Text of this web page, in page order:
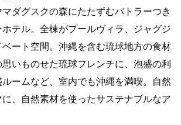
ダグスクの森にたたずむバトラーつき
テル。全棟がプールヴィラ、ジャグジ
ート空間。沖縄を含む琉球地方の食材
いものせた琉球フレンチに、泡盛の利
ームなど、室内でも沖縄を満喫。自然
、自然素材を使ったサステナブルなア